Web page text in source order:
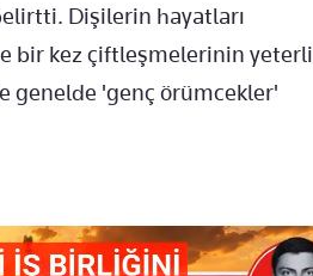
Dişilerin hayatları
bir kez çiftleşmelerinin yeterli
genelde 'genç örümcekler'